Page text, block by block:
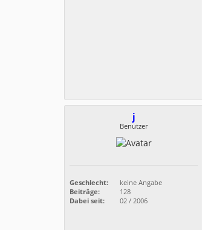
j
Benutzer
Geschlecht:
keine Angabe
Beiträge:
128
Dabei seit:
02 / 2006